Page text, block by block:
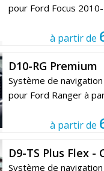
pour Ford Focus
à partir de
D10-RG Premium
Système de
pour Ford Ranger à
à partir de
D9-TS Plus Flex -
Système de